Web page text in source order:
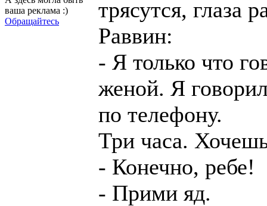
ваша реклама :)
Обращайтесь
трясутся, глаза
Раввин:
- Я только что
женой. Я
по телефону.
Три часа.
- Конечно, ребе!
- Прими яд.